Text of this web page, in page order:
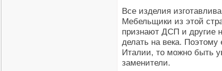
Все изделия
Мебельщики из этой
признают ДСП и другие
делать на века.
Италии, то можно быть
заменители.